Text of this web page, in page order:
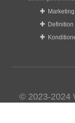
Marketing
Definition
© 2023-2024